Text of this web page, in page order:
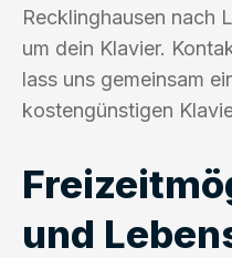
Recklinghausen nach
um dein Klavier.
lass uns gemeinsam
kostengünstigen
und